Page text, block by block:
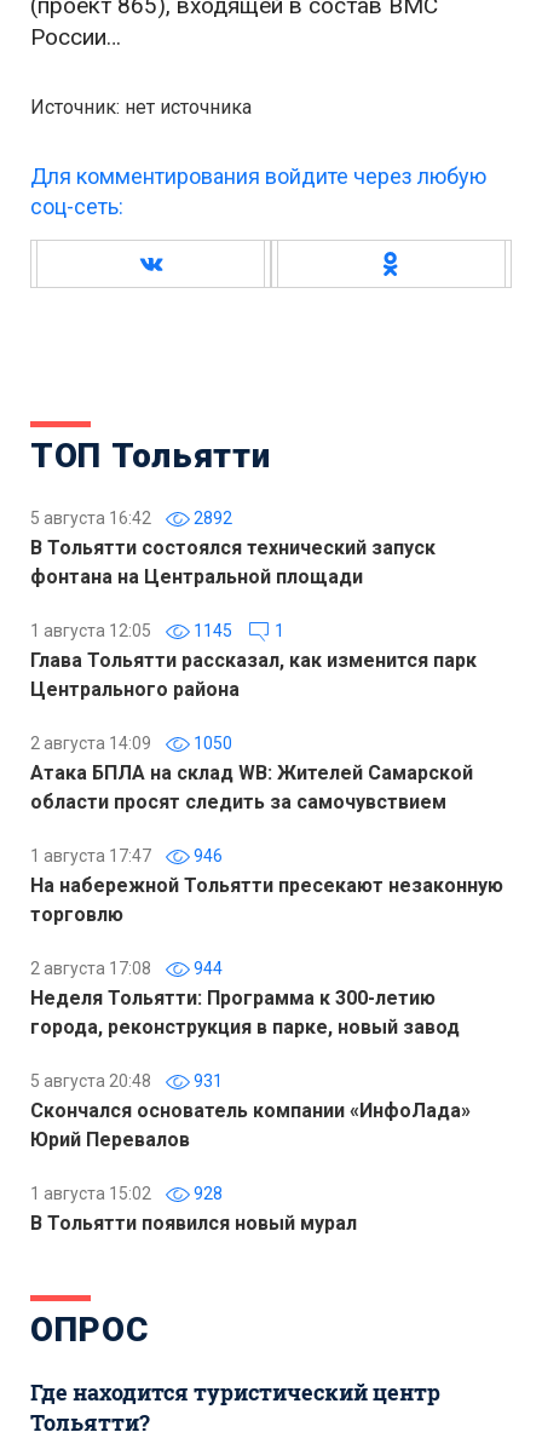
России…
Источник: нет источника
Для комментирования войдите через любую
соц-сеть:
ТОП Тольятти
5 августа 16:42 2892
В Тольятти состоялся технический запуск
фонтана на Центральной площади
1 августа 12:05 1145 1
Глава Тольятти рассказал, как изменится парк
Центрального района
2 августа 14:09 1050
Атака БПЛА на склад WB: Жителей Самарской
области просят следить за самочувствием
1 августа 17:47 946
На набережной Тольятти пресекают незаконную
торговлю
2 августа 17:08 944
Неделя Тольятти: Программа к 300-летию
города, реконструкция в парке, новый завод
5 августа 20:48 931
Скончался основатель компании «ИнфоЛада»
Юрий Перевалов
1 августа 15:02 928
В Тольятти появился новый мурал
ОПРОС
Где находится туристический центр
Тольятти?